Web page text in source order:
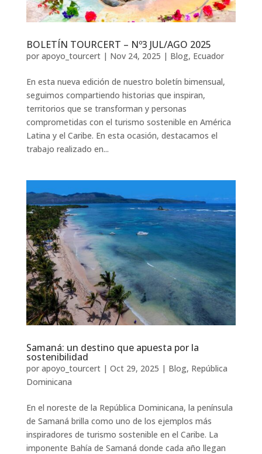
BOLETÍN TOURCERT – Nº3 JUL/AGO 2025
por apoyo_tourcert| Nov 24, 2025 | Blog, Ecuador
En esta nueva edición de nuestro boletín bimensual,
seguimos compartiendo historias que inspiran,
territorios que se transforman y personas
comprometidas con el turismo sostenible en América
Latina y el Caribe. En esta ocasión, destacamos el
trabajo realizado en...
Samaná: un destino que apuesta por la
sostenibilidad
por apoyo_tourcert| Oct 29, 2025 | Blog, República
Dominicana
En el noreste de la República Dominicana, la península
de Samaná brilla como uno de los ejemplos más
inspiradores de turismo sostenible en el Caribe. La
imponente Bahía de Samaná donde cada año llegan